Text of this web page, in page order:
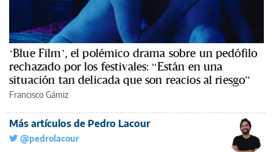
‘Blue Film’, el polémico drama sobre un pedófilo
rechazado por los festivales: “Están en una
situación tan delicada que son reacios al riesgo”
Francisco Gámiz
Más artículos de Pedro Lacour
@pedrolacour